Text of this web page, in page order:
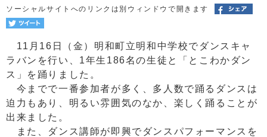
ソーシャルサイトへのリンクは別ウィンドウで開きます
11月16日（金）明和町立明和中学校でダンスキャ
ラバンを行い、1年生186名の生徒と「とこわかダン
ス」を踊りました。
今までで一番参加者が多く、多人数で踊るダンスは
迫力もあり、明るい雰囲気のなか、楽しく踊ることが
出来ました。
また、ダンス講師が即興でダンスパフォーマンスを